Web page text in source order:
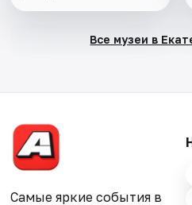
Все музеи в
Самые яркие события в